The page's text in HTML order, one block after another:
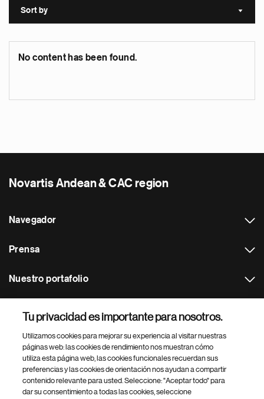
Sort by Sort
No content has been found.
Novartis Andean & CAC region
Navegador
Prensa
Nuestro portafolio
Footer Site Search
Tu privacidad es importante para nosotros.
Utilizamos cookies para mejorar su experiencia al visitar nuestras
páginas web: las cookies de rendimiento nos muestran cómo
utiliza esta página web, las cookies funcionales recuerdan sus
preferencias y las cookies de orientación nos ayudan a compartir
contenido relevante para usted. Seleccione: "Aceptar todo" para
dar su consentimiento a todas las cookies, seleccione